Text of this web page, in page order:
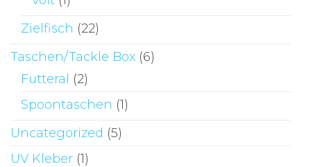
Zielfisch (22)
Taschen/Tackle Box (6)
Futteral (2)
Spoontaschen (1)
Uncategorized (5)
UV Kleber (1)